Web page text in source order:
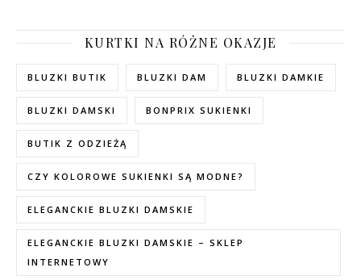
KURTKI NA RÓŻNE OKAZJE
BLUZKI BUTIK BLUZKI DAM BLUZKI DAMKIE
BLUZKI DAMSKI BONPRIX SUKIENKI
BUTIK Z ODZIEŻĄ
CZY KOLOROWE SUKIENKI SĄ MODNE?
ELEGANCKIE BLUZKI DAMSKIE
ELEGANCKIE BLUZKI DAMSKIE – SKLEP
INTERNETOWY